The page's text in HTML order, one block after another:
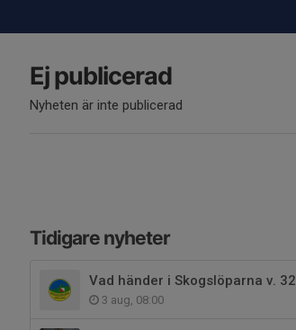
Ej publicerad
Nyheten är inte publicerad
Tidigare nyheter
Vad händer i Skogslöparna v. 32
3 aug, 08:00